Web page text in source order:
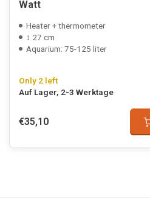
Watt
Heater + thermometer
↕ 27 cm
Aquarium: 75-125 liter
Only 2 left
Auf Lager, 2-3 Werktage
€35,10